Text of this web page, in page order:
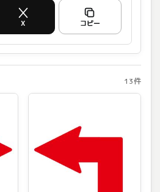
X コピー
13件